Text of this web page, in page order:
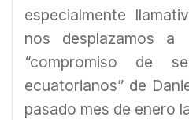
especialmente
nos desplazamos a
“compromiso de
ecuatorianos” de
pasado mes de enero